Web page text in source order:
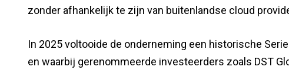
zonder afhankelijk te zijn van buitenlandse cloud
In 2025 voltooide de onderneming een historische
en waarbij gerenommeerde investeerders zoals DST